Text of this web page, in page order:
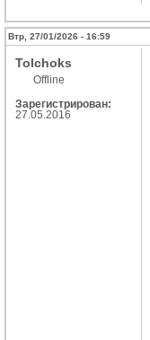
Втр, 27/01/2026 - 16:59
Tolchoks
Offline
Зарегистрирован:
27.05.2016